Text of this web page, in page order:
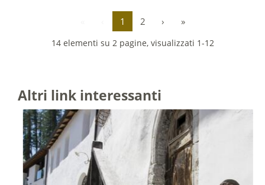
1 2 › »
14 elementi su 2 pagine, visualizzati 1-12
Altri link interessanti